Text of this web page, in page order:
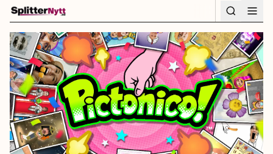
Hoppa till innehåll